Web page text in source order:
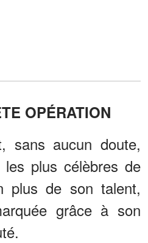
OPÉRATION
sans aucun doute,
les plus célèbres de
plus de son talent,
grâce à son